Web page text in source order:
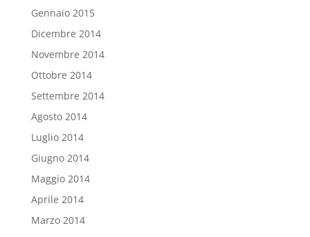
Gennaio 2015
Dicembre 2014
Novembre 2014
Ottobre 2014
Settembre 2014
Agosto 2014
Luglio 2014
Giugno 2014
Maggio 2014
Aprile 2014
Marzo 2014